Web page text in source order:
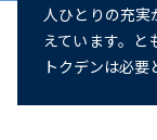
人ひとりの充実
えています。
トクデンは必要